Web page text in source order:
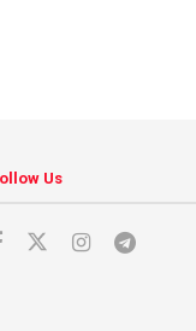
Us